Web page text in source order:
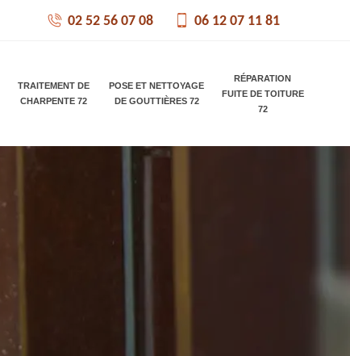
02 52 56 07 08 06 12 07 11 81
TRAITEMENT DE
CHARPENTE 72
POSE ET NETTOYAGE
DE GOUTTIÈRES 72
RÉPARATION
FUITE DE TOITURE
72